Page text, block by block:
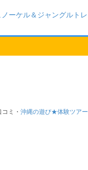
ーケル＆ジャングルト
コミ・沖縄の遊び★体験ツアー